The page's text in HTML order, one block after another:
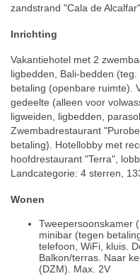
zandstrand "Cala de
Inrichting
Vakantiehotel met 2
ligbedden, Bali-bedden
betaling (openbare ruimte).
gedeelte (alleen voor
ligweiden, ligbedden,
Zwembadrestaurant
betaling). Hotellobby met
hoofdrestaurant "Terra",
Landcategorie: 4 sterren,
Wonen
Tweepersoonskamer
minibar (tegen
telefoon, WiFi, kluis.
Balkon/terras. Naar
(DZM). Max. 2V